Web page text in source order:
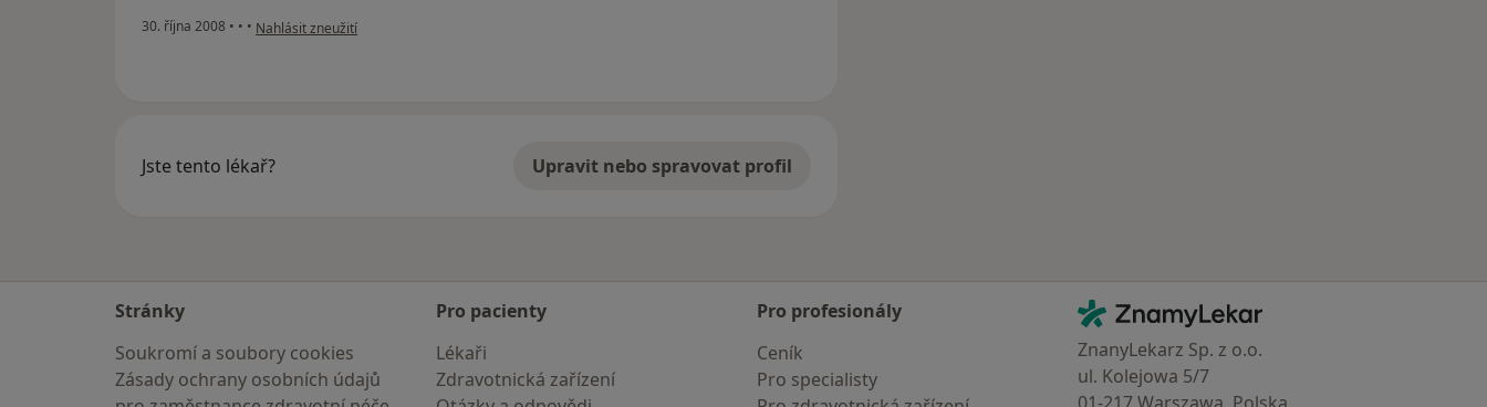
30. října 2008 • • • podle názoru uživatele Beneš Roman
Nahlásit zneužití
Jste tento lékař? Upravit nebo spravovat profil
Stránky
Soukromí a soubory cookies
Zásady ochrany osobních údajů
Pro pacienty
Lékaři
Zdravotnická zařízení
Pro profesionály
Ceník
Pro specialisty
Kontakt
ZnamyLekar - Hlavní stránka
ZnanyLekarz Sp. z o.o.
ul. Kolejowa 5/7